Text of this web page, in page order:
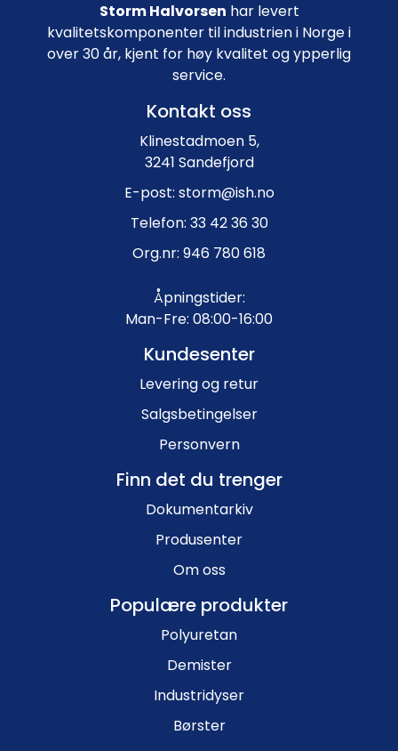
Storm Halvorsen har levert
kvalitetskomponenter til industrien i Norge i
over 30 år, kjent for høy kvalitet og ypperlig
service.
Kontakt oss
Klinestadmoen 5,
3241 Sandefjord
E-post: storm@ish.no
Telefon: 33 42 36 30
Org.nr: 946 780 618
Åpningstider:
Man-Fre: 08:00-16:00
Kundesenter
Levering og retur
Salgsbetingelser
Personvern
Finn det du trenger
Dokumentarkiv
Produsenter
Om oss
Populære produkter
Polyuretan
Demister
Industridyser
Børster